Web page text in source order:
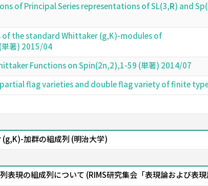
of Principal Series representations of SL(3,R) and
the standard Whittaker (g,K)-modules of
著) 2015/04
Functions on Spin(2n,2),1-59 (単著) 2014/07
flag varieties and double flag variety of finite
加群の組成列 (明治大学)
表現の組成列について (RIMS研究集会「表現論および表